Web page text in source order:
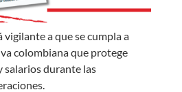
a que se cumpla a
colombiana que protege
salarios durante las